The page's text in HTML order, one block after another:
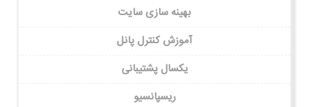
بهینه سازی سایت
آموزش کنترل پانل
یکسال پشتیبانی
ریسپانسیو